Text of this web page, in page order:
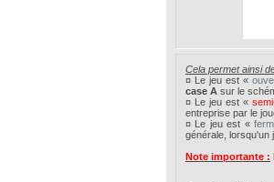
Cela permet ainsi
¤ Le jeu est «
case A sur le
¤ Le jeu est «
entreprise par le
¤ Le jeu est «
générale,
Note importante :